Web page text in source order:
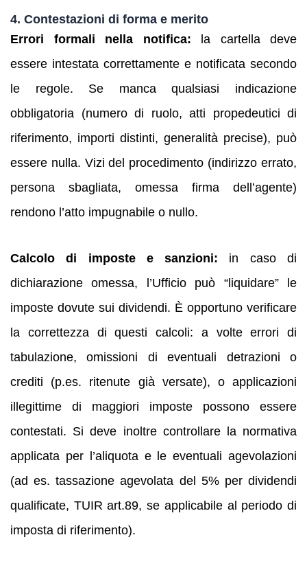
4. Contestazioni di forma e merito
Errori formali nella notifica: la cartella deve
essere intestata correttamente e notificata secondo
le regole. Se manca qualsiasi indicazione
obbligatoria (numero di ruolo, atti propedeutici di
riferimento, importi distinti, generalità precise), può
essere nulla. Vizi del procedimento (indirizzo errato,
persona sbagliata, omessa firma dell’agente)
rendono l’atto impugnabile o nullo.
Calcolo di imposte e sanzioni: in caso di
dichiarazione omessa, l’Ufficio può “liquidare” le
imposte dovute sui dividendi. È opportuno verificare
la correttezza di questi calcoli: a volte errori di
tabulazione, omissioni di eventuali detrazioni o
crediti (p.es. ritenute già versate), o applicazioni
illegittime di maggiori imposte possono essere
contestati. Si deve inoltre controllare la normativa
applicata per l’aliquota e le eventuali agevolazioni
(ad es. tassazione agevolata del 5% per dividendi
qualificate, TUIR art.89, se applicabile al periodo di
imposta di riferimento).